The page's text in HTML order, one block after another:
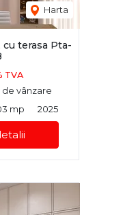
Harta
terasa Pta-
TVA
vânzare
mp 2025